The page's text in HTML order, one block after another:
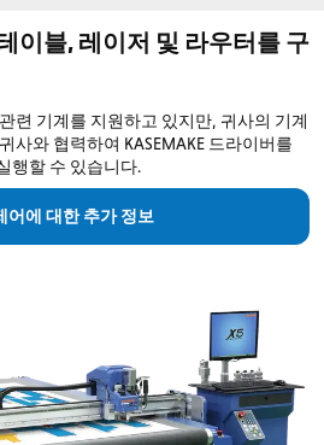
이블, 레이저 및 라우터를 구
련 기계를 지원하고 있지만, 귀사의 기계
사와 협력하여 KASEMAKE 드라이버를
행할 수 있습니다.
어에 대한 추가 정보